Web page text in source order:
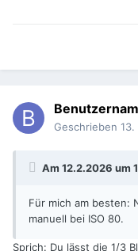
Geschrieben 13.
Am 12.2.2026 um
Für mich am besten:
manuell bei ISO 80.
Sprich: Du lässt die 1/3